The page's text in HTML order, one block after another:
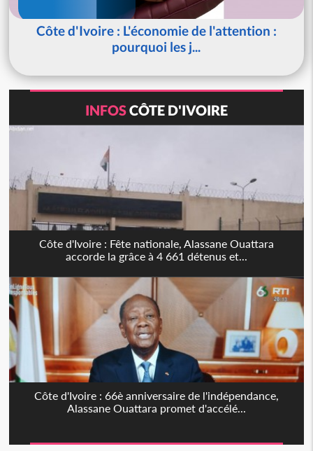
Côte d'Ivoire : L'économie de l'attention :
pourquoi les j...
INFOSCÔTE D'IVOIRE
Côte d'Ivoire : Fête nationale, Alassane Ouattara
accorde la grâce à 4 661 détenus et...
Côte d'Ivoire : 66è anniversaire de l'indépendance,
Alassane Ouattara promet d'accélé...